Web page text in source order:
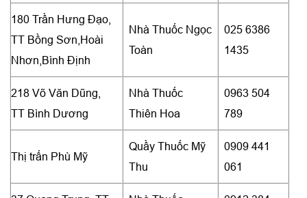
180 Trần Hưng Đạo,
TT Bồng Sơn,Hoài
Nhơn,Bình Định
Nhà Thuốc Ngọc
Toàn
025 6386
1435
218 Võ Văn Dũng,
TT Bình Dương
Nhà Thuốc
Thiên Hoa
0963 504
789
Thị trấn Phù Mỹ
Quầy Thuốc Mỹ
Thu
0909 441
061